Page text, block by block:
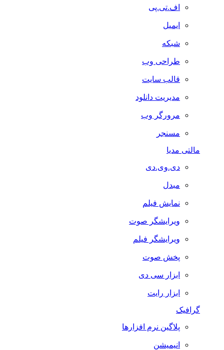
اف.تی.پی
ایمیل
شبکه
طراحی وب
قالب سایت
مدیریت دانلود
مرورگر وب
مسنجر
مالتی مدیا
دی.وی.دی
مبدل
نمایش فیلم
ویرایشگر صوت
ویرایشگر فیلم
پخش صوت
ابزار سی دی
ابزار رایت
گرافیک
پلاگین نرم افزارها
انیمیشن